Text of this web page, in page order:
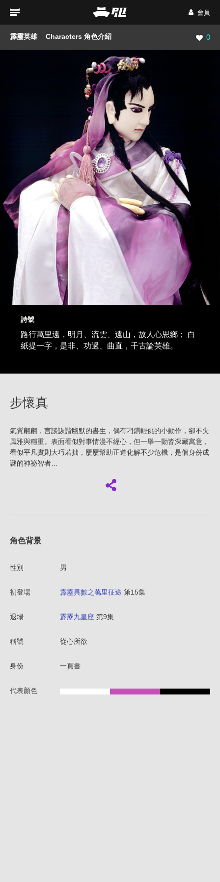
會員
霹靂英雄 Characters 角色介紹 瀏覽
0
詩號
路行萬里遠，明月、流雲、遠山，故人心思鄉； 白
紙提一字，是非、功過、曲直，千古論英雄。
步懷真
氣質翩翩，言談詼諧幽默的書生，偶有刁鑽輕佻的小動作，卻不失
風雅與穩重。表面看似對事情漫不經心，但一舉一動皆深藏寓意，
看似平凡實則大巧若拙，屢屢幫助正道化解不少危機，是個身份成
謎的神祕智者…
角色背景
性別 男
初登場 霹靂異數之萬里征途 第15集
退場 霹靂九皇座 第9集
稱號 從心所欲
身份 一頁書
代表顏色